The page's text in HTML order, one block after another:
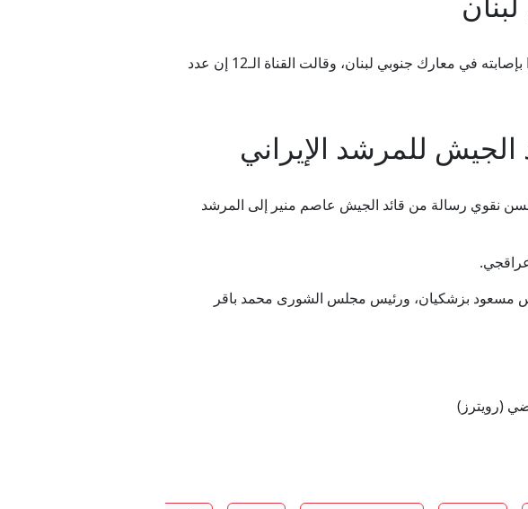
أفادت وسائل إعلام إسرائيلية بمقتل ضابط من وحدة إيغوز التابعة للواء النخبة غولاني متأثرا بإصابته في معارك جنوبي لبنان، وقالت القناة الـ12 إن عدد
الجيش للمرشد الإيراني
محسن نقوي رسالة من قائد الجيش عاصم منير إلى المرشد
الرئيس مسعود بزشكيان، ورئيس مجلس الشورى محمد باقر